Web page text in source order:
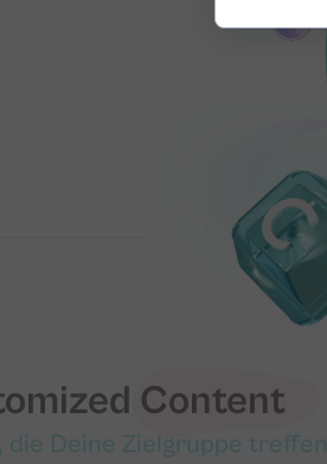
Content
die Deine Zielgruppe treffen